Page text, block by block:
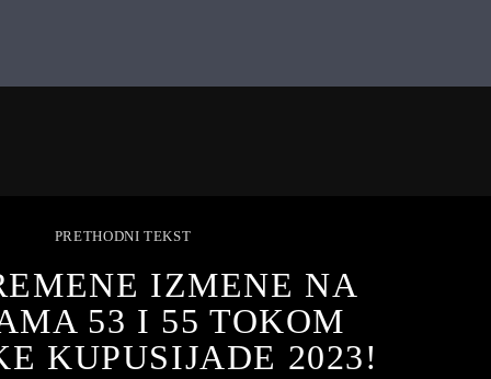
PRETHODNI TEKST
IZMENE NA
53 I 55 TOKOM
KUPUSIJADE 2023!